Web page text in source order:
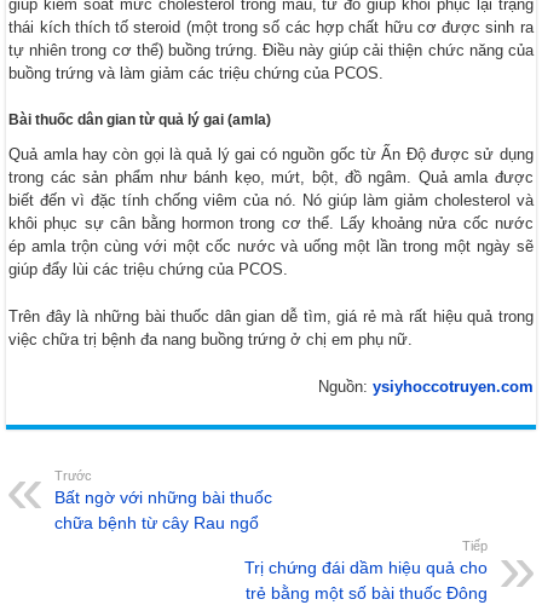
giúp kiểm soát mức cholesterol trong máu, từ đó giúp khôi phục lại trạng
thái kích thích tố steroid (một trong số các hợp chất hữu cơ được sinh ra
tự nhiên trong cơ thể) buồng trứng. Điều này giúp cải thiện chức năng của
buồng trứng và làm giảm các triệu chứng của PCOS.
Bài thuốc dân gian từ quả lý gai (amla)
Quả amla hay còn gọi là quả lý gai có nguồn gốc từ Ấn Độ được sử dụng
trong các sản phẩm như bánh kẹo, mứt, bột, đồ ngâm. Quả amla được
biết đến vì đặc tính chống viêm của nó. Nó giúp làm giảm cholesterol và
khôi phục sự cân bằng hormon trong cơ thể. Lấy khoảng nửa cốc nước
ép amla trộn cùng với một cốc nước và uống một lần trong một ngày sẽ
giúp đẩy lùi các triệu chứng của PCOS.
Trên đây là những bài thuốc dân gian dễ tìm, giá rẻ mà rất hiệu quả trong
việc chữa trị bệnh đa nang buồng trứng ở chị em phụ nữ.
Nguồn: ysiyhoccotruyen.com
Trước
Bất ngờ với những bài thuốc
chữa bệnh từ cây Rau ngổ
Tiếp
Trị chứng đái dầm hiệu quả cho
trẻ bằng một số bài thuốc Đông